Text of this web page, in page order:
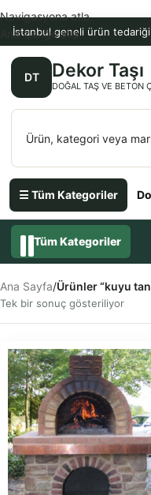
İstanbul geneli ürün
DT Dekor Taşı
DOĞAL TAŞ VE BETON
☰ Tüm Kategoriler
Navigasyona atla
Ana içeriğe atla
Tüm Kategoriler
Ana Sayfa/Ürünler “kuyu
Tek bir sonuç gösteriliyor